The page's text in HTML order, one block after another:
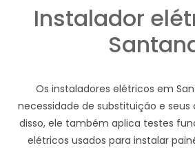
Instalador
Os instaladores elétricos em
necessidade de substituição e
disso, ele também aplica testes
elétricos usados para instalar